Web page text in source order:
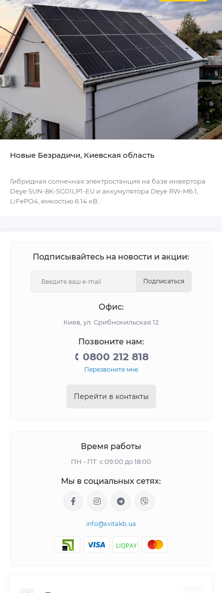
Новые Безрадичи, Киевская область
Гибридная солнечная электростанция на базе инвертора
Deye SUN-8K-SG01LP1-EU и аккумулятора Deye RW-M6.1,
LiFePO4, емкостью 6.14 кВ..
Подписывайтесь на новости и акции:
Подписаться
Офис:
Киев, ул. Срибнокильская 12
Позвоните нам:
0800 212 818
Перезвоните мне
Перейти в контакты
Время работы
ПН - ПТ: с 09:00 до 18:00
Мы в социальных сетях:
info@svitakb.ua